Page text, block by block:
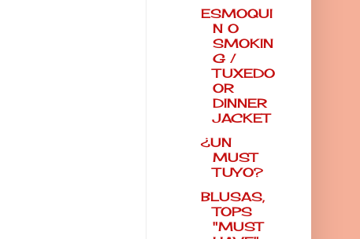
ESMOQUI
N O
SMOKIN
G /
TUXEDO
OR
DINNER
JACKET
¿UN
MUST
TUYO?
BLUSAS,
TOPS
"MUST